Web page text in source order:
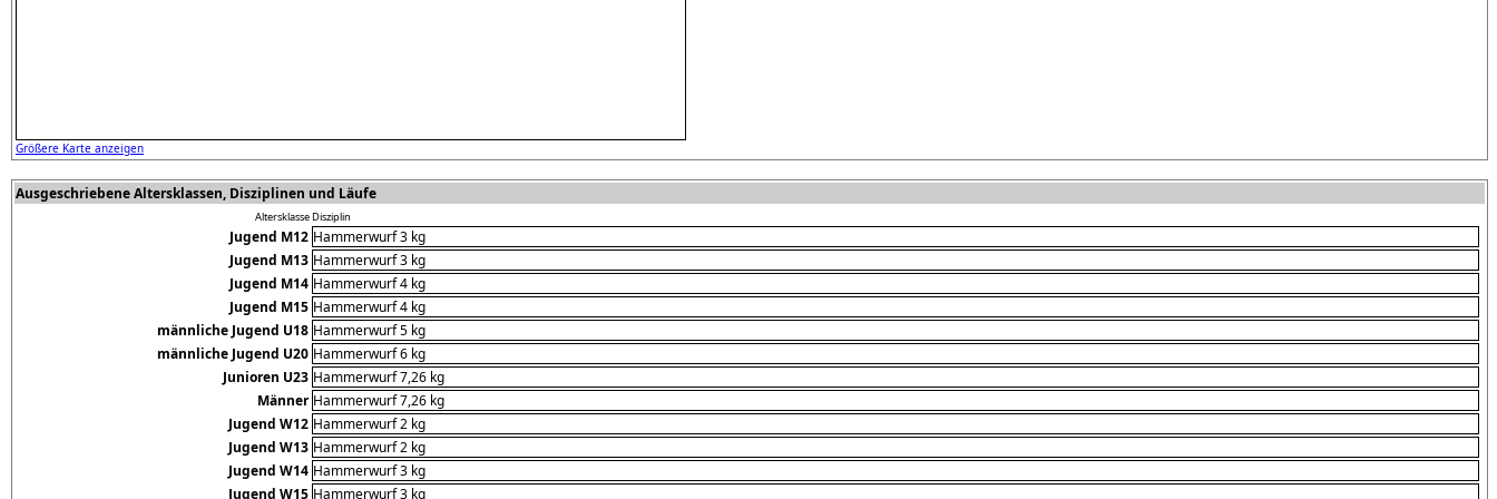
Größere Karte anzeigen
Ausgeschriebene Altersklassen, Disziplinen und Läufe
AltersklasseDisziplin
Jugend M12 Hammerwurf 3 kg
Jugend M13 Hammerwurf 3 kg
Jugend M14 Hammerwurf 4 kg
Jugend M15 Hammerwurf 4 kg
männliche Jugend U18 Hammerwurf 5 kg
männliche Jugend U20 Hammerwurf 6 kg
Junioren U23 Hammerwurf 7,26 kg
Männer Hammerwurf 7,26 kg
Jugend W12 Hammerwurf 2 kg
Jugend W13 Hammerwurf 2 kg
Jugend W14 Hammerwurf 3 kg
Jugend W15 Hammerwurf 3 kg